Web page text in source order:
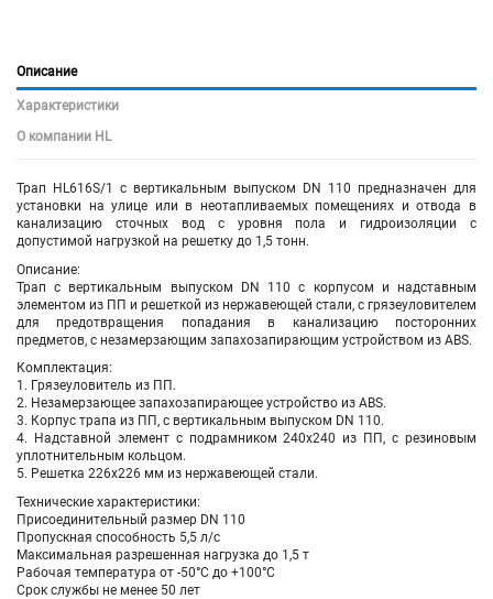
Описание
Характеристики
О компании HL
Трап HL616S/1 с вертикальным выпуском DN 110 предназначен для
установки на улице или в неотапливаемых помещениях и отвода в
канализацию сточных вод с уровня пола и гидроизоляции с
допустимой нагрузкой на решетку до 1,5 тонн.
Описание:
Трап с вертикальным выпуском DN 110 с корпусом и надставным
элементом из ПП и решеткой из нержавеющей стали, с грязеуловителем
для предотвращения попадания в канализацию посторонних
предметов, с незамерзающим запахозапирающим устройством из ABS.
Комплектация:
1. Грязеуловитель из ПП.
2. Незамерзающее запахозапирающее устройство из ABS.
3. Корпус трапа из ПП, с вертикальным выпуском DN 110.
4. Надставной элемент с подрамником 240х240 из ПП, с резиновым
уплотнительным кольцом.
5. Решетка 226х226 мм из нержавеющей стали.
Технические характеристики:
Присоединительный размер DN 110
Пропускная способность 5,5 л/с
Максимальная разрешенная нагрузка до 1,5 т
Рабочая температура от -50°C до +100°C
Срок службы не менее 50 лет